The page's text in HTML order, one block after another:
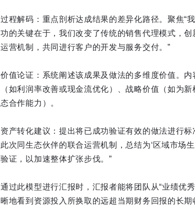
过程解码：重点剖析达成结果的差异化路径。聚焦“
功的关键在于，我们改变了传统的销售代理模式，
运营机制，共同进行客户的开发与服务交付。”
价值论证：系统阐述该成果及做法的多维度价值。
（如利润率改善或现金流优化）、战略价值（如为
态合作能力）。
资产转化建议：提出将已成功验证有效的做法进行
此次同生态伙伴的联合运营机制，总结为‘区域市场
验证，以加速整体扩张步伐。”
通过此模型进行汇报时，汇报者能将团队从“业绩优
晰地看到资源投入所换取的远超当期财务回报的长期